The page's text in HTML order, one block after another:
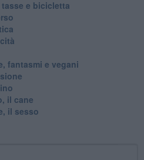
tasse e bicicletta
fantasmi e vegani
il cane
il sesso